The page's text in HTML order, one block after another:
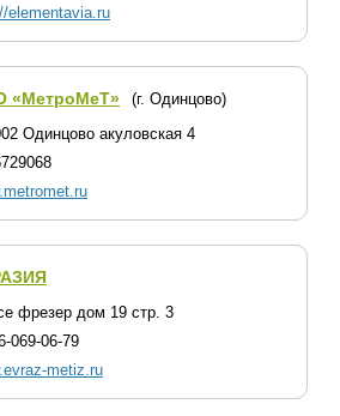
elementavia.ru
«МетроМеТ»
(г. Одинцово)
Одинцово акуловская 4
фрезер дом 19 стр. 3
069-06-79
metiz.ru